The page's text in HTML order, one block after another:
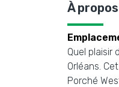
À
Quel plaisir
Orléans.
Porché